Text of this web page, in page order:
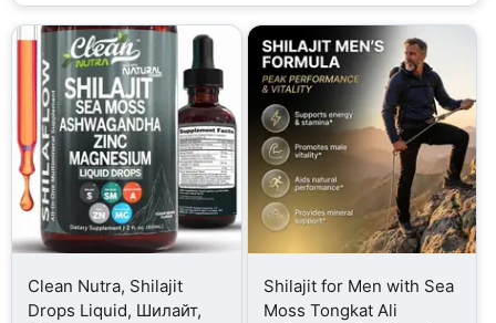
Clean Nutra, Shilajit
Drops Liquid, Шилайт,
Shilajit for Men with Sea
Moss Tongkat Ali